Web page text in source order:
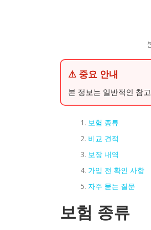
⚠ 중요 안내
본 정보는 일반적인 참
보험 종류
비교 견적
보장 내역
가입 전 확인 사항
자주 묻는 질문
보험 종류